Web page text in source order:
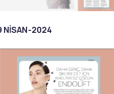
NİSAN-2024